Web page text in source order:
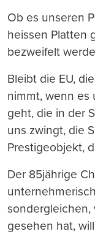
Ob es unseren
heissen Platten
bezweifelt
Bleibt die EU,
nimmt, wenn es
geht, die in der
uns zwingt, die
Prestigeobjekt,
Der 85jährige
sondergleichen,
gesehen hat,